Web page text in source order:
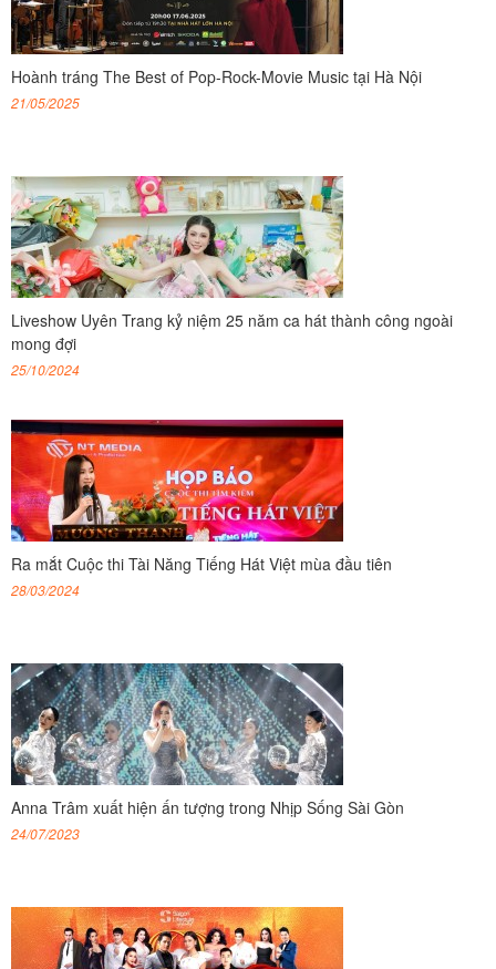
Hoành tráng The Best of Pop-Rock-Movie Music tại Hà Nội
21/05/2025
Liveshow Uyên Trang kỷ niệm 25 năm ca hát thành công ngoài
mong đợi
25/10/2024
Ra mắt Cuộc thi Tài Năng Tiếng Hát Việt mùa đầu tiên
28/03/2024
Anna Trâm xuất hiện ấn tượng trong Nhịp Sống Sài Gòn
24/07/2023